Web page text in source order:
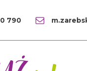
790